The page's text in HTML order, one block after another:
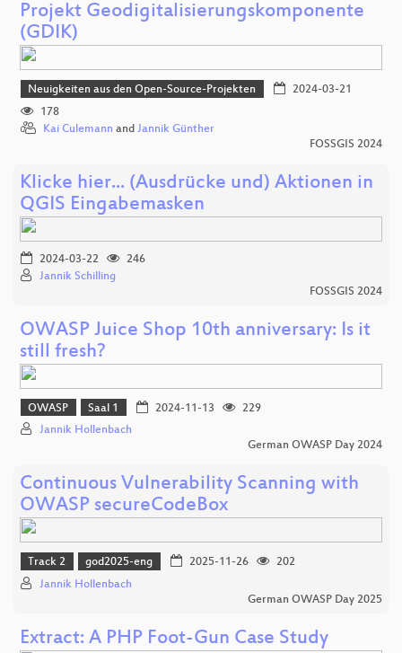
Projekt Geodigitalisierungskomponente
(GDIK)
Neuigkeiten aus den Open-Source-Projekten
2024-03-21
178
Kai Culemann and Jannik Günther
FOSSGIS 2024
Klicke hier... (Ausdrücke und) Aktionen in
QGIS Eingabemasken
2024-03-22
246
Jannik Schilling
FOSSGIS 2024
OWASP Juice Shop 10th anniversary: Is it
still fresh?
OWASP Saal 1 2024-11-13
229
Jannik Hollenbach
German OWASP Day 2024
Continuous Vulnerability Scanning with
OWASP secureCodeBox
Track 2 god2025-eng 2025-11-26
202
Jannik Hollenbach
German OWASP Day 2025
Extract: A PHP Foot-Gun Case Study